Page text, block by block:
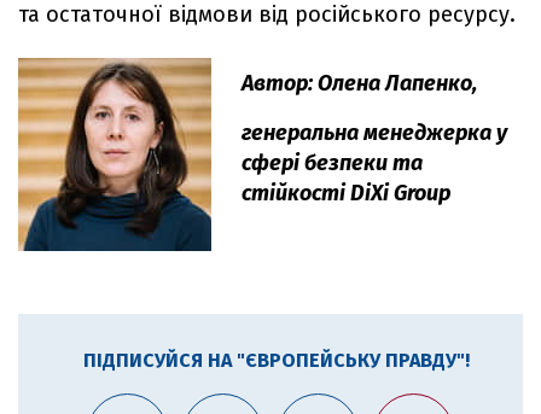
та остаточної відмови від російського ресурсу.
Автор: Олена Лапенко,
генеральна менеджерка у
сфері безпеки та
стійкості DiXi Group
ПІДПИСУЙСЯ НА "ЄВРОПЕЙСЬКУ ПРАВДУ"!